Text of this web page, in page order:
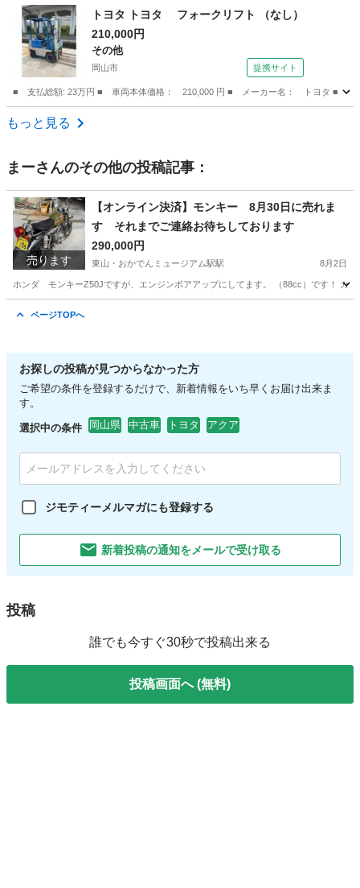
岡山 岡山市 トヨタ
トヨタ トヨタ フォークリフト （なし）
210,000円
その他
岡山市 提携サイト
■ 支払総額: 23万円 ■ 車両本体価格： 210,000 円 ■ メーカー名： トヨタ ■
岡山 岡山市
もっと見る
まーさんのその他の投稿記事：
売ります
【オンライン決済】モンキー 8月30日に売れま
す それまでご連絡お待ちしております
290,000円
東山・おかでんミュージアム駅駅 8月2日
ホンダ モンキーZ50Jですが、エンジンボアアップにしてます。 （88cc）です！
ページTOPへ
お探しの投稿が見つからなかった方
ご希望の条件を登録するだけで、新着情報をいち早くお届け出来ま
す。
選択中の条件 岡山県 中古車 トヨタ アクア
ジモティーメルマガにも登録する
新着投稿の通知をメールで受け取る
投稿
誰でも今すぐ30秒で投稿出来る
投稿画面へ (無料)